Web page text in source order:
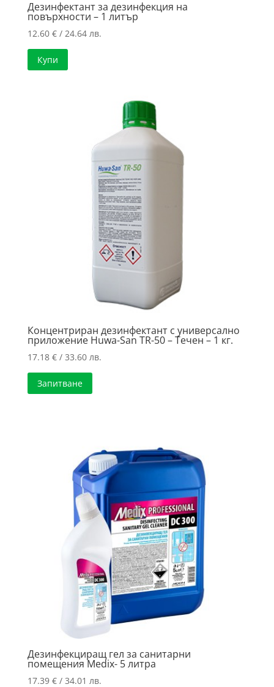
Дезинфектант за дезинфекция на
повърхности – 1 литър
12.60 €/ 24.64 лв.
Купи
Концентриран дезинфектант с универсално
приложение Huwa-San TR-50 – Течен – 1 кг.
17.18 €/ 33.60 лв.
Запитване
Дезинфекциращ гел за санитарни
помещения Medix- 5 литра
17.39 €/ 34.01 лв.